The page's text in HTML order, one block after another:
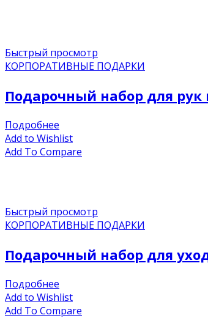
Быстрый просмотр
КОРПОРАТИВНЫЕ ПОДАРКИ
Подарочный набор для
Подробнее
Add to Wishlist
Add To Compare
Быстрый просмотр
КОРПОРАТИВНЫЕ ПОДАРКИ
Подарочный набор для
Подробнее
Add to Wishlist
Add To Compare